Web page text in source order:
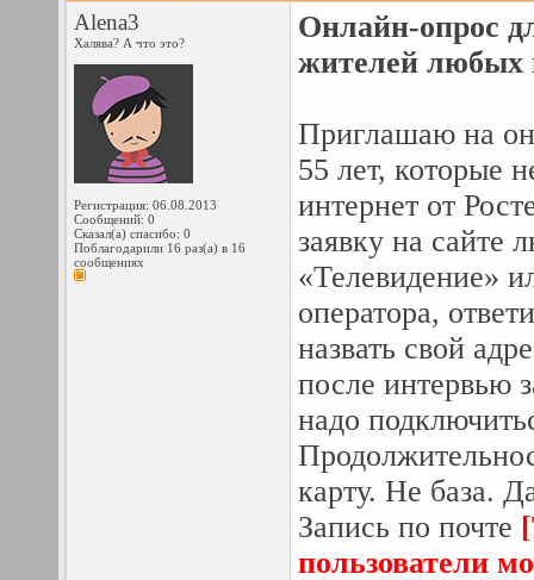
Alena3
Халява? А что это?
Регистрация: 06.08.2013
Сообщений: 0
Сказал(а) спасибо: 0
Поблагодарили 16 раз(а) в 16
сообщениях
Онлайн-опрос
жителей любых
Приглашаю на
55 лет, которые
интернет от
заявку на сайте
«Телевидение»
оператора,
назвать свой
после интервью
надо
карту. Не база.
Запись по почте
пользователи